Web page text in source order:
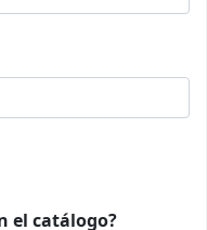
el catálogo?